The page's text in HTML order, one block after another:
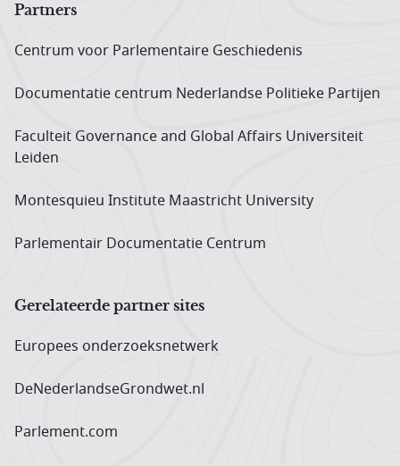
Partners
Centrum voor Parlementaire Geschiedenis
Documentatie centrum Neder­landse Politieke Partijen
Faculteit Governance and Global Affairs Universiteit
Leiden
Montesquieu Institute Maastricht University
Parlementair Documentatie Centrum
Gerelateerde partner sites
Europees onderzoeks­netwerk
DeNederlandseGrondwet.nl
Parlement.com